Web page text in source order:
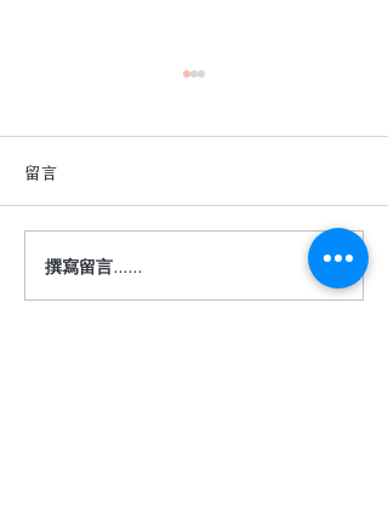
深色地板真的很難駕馭
嗎？
留言
撰寫留言......